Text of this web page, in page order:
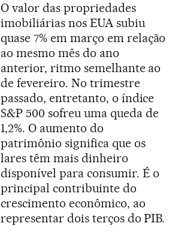
O valor das propriedades
imobiliárias nos EUA subiu
quase 7% em março em relação
ao mesmo mês do ano
anterior, ritmo semelhante ao
de fevereiro. No trimestre
passado, entretanto, o índice
S&P 500 sofreu uma queda de
1,2%. O aumento do
patrimônio significa que os
lares têm mais dinheiro
disponível para consumir. É o
principal contribuinte do
crescimento econômico, ao
representar dois terços do PIB.